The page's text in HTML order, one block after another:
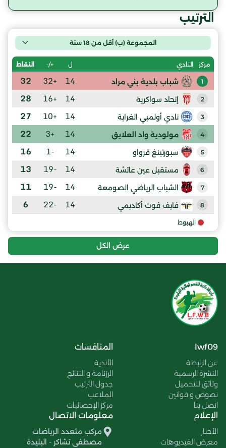
الترتيب
المجموعة (ب) أقل من 18 سنة
مركز النادي ل +/- النقاط
1 شباب بلدية بني مراد 14
+32
32
2 إتحاد سواكرية 14
+16
28
3 نادي أولمبي الغرابة 14
+10
27
4 مولودية واد العلايق 14
+3
22
5 سبورتينغ قرواو 14
-1
16
6 مستقبل عين عائشة 14
-19
13
7 الشباب الرياضي الصومعة 14
-19
11
8 فايف فوت أكاديمي 14
-22
6
الهبوط
عرض الكل
lwf09
عن الرابطة
النشرة الرسمية
وثائق للتحميل
نصوص و قوانين
اتصل بنا
المنافسات
الأندية
الرزنامة و النتائج
جدول الترتيب
الملاعب
مركز الإحصائيات
الإعلام
الأخبار
معرض الفيديوهات
معلومات الاتصال
مركب متعدد الرياضات
مصطفى تشاكر - البليدة